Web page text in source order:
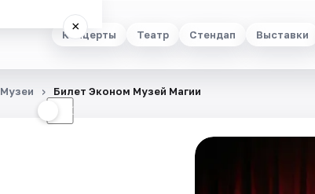
Концерты Театр Стендап Выставки
×
☾
Музеи Билет Эконом Музей Магии